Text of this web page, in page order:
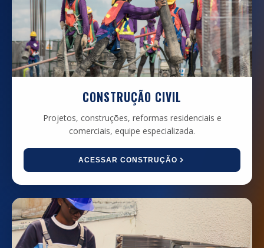
CONSTRUÇÃO CIVIL
Projetos, construções, reformas residenciais e
comerciais, equipe especializada.
ACESSAR CONSTRUÇÃO